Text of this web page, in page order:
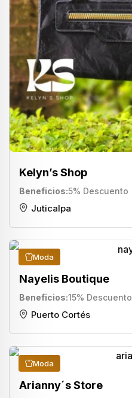
Kelyn’s Shop
Beneficios 5% Descuento
Juticalpa
Nayelis Boutique
Beneficios 15% Descuento
Moda
Puerto Cortés
Arianny´s Store
Moda